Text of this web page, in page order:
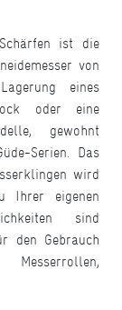
ist die
von
eines
oder eine
gewohnt
Serien. Das
wird
Ihrer eigenen
sind
den Gebrauch